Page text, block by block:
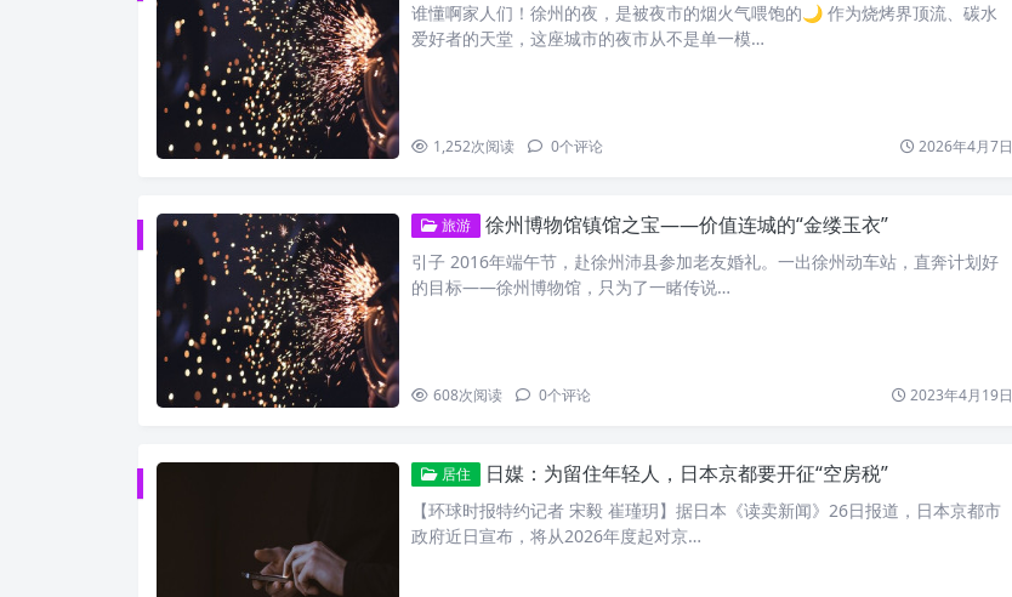
谁懂啊家人们！徐州的夜，是被夜市的烟火气喂饱的🌙 作为烧烤界顶流、碳水
爱好者的天堂，这座城市的夜市从不是单一模…
1,252次阅读 0个评论 2026年4月7日
旅游 徐州博物馆镇馆之宝——价值连城的“金缕玉衣”
引子 2016年端午节，赴徐州沛县参加老友婚礼。一出徐州动车站，直奔计划好
的目标——徐州博物馆，只为了一睹传说…
608次阅读 0个评论 2023年4月19日
居住 日媒：为留住年轻人，日本京都要开征“空房税”
【环球时报特约记者 宋毅 崔瑾玥】据日本《读卖新闻》26日报道，日本京都市
政府近日宣布，将从2026年度起对京…